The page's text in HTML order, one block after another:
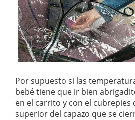
Por supuesto si las
bebé tiene que ir bien
en el carrito y con el cubrepies
superior del capazo que se